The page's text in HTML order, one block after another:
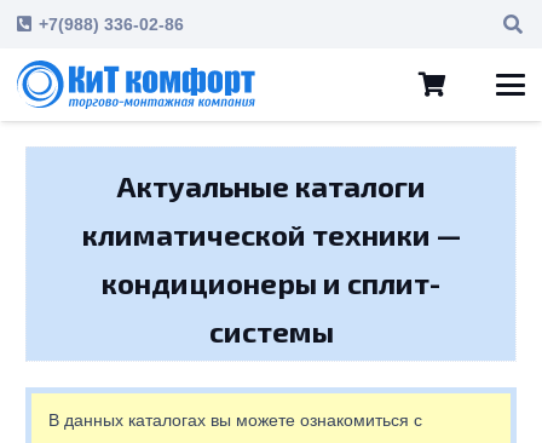
+7(988) 336-02-86
Актуальные каталоги
климатической техники —
кондиционеры и сплит-
системы
В данных каталогах вы можете ознакомиться с